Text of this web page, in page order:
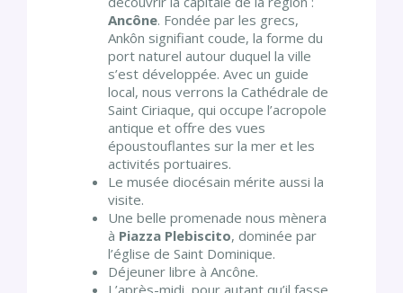
Ancône. Fondée par les grecs,
Ankôn signifiant coude, la forme du
port naturel autour duquel la ville
s’est développée. Avec un guide
local, nous verrons la Cathédrale de
Saint Ciriaque, qui occupe l’acropole
antique et offre des vues
époustouflantes sur la mer et les
activités portuaires.
Le musée diocésain mérite aussi la
visite.
Une belle promenade nous mènera
à Piazza Plebiscito, dominée par
l’église de Saint Dominique.
Déjeuner libre à Ancône.
L’après-midi, pour autant qu’il fasse